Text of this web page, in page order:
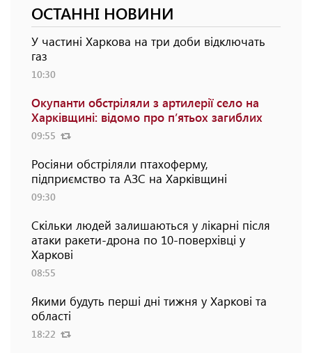
ОСТАННІ НОВИНИ
У частині Харкова на три доби відключать
газ
10:30
Окупанти обстріляли з артилерії село на
Харківщині: відомо про п’ятьох загиблих
09:55
Росіяни обстріляли птахоферму,
підприємство та АЗС на Харківщині
09:30
Скільки людей залишаються у лікарні після
атаки ракети-дрона по 10-поверхівці у
Харкові
08:55
Якими будуть перші дні тижня у Харкові та
області
18:22